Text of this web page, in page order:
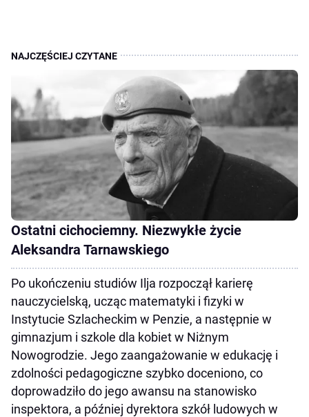
Ostatni cichociemny. Niezwykłe życie
Aleksandra Tarnawskiego
Po ukończeniu studiów Ilja rozpoczął karierę
nauczycielską, ucząc matematyki i fizyki w
Instytucie Szlacheckim w Penzie, a następnie w
gimnazjum i szkole dla kobiet w Niżnym
Nowogrodzie. Jego zaangażowanie w edukację i
zdolności pedagogiczne szybko doceniono, co
doprowadziło do jego awansu na stanowisko
inspektora, a później dyrektora szkół ludowych w